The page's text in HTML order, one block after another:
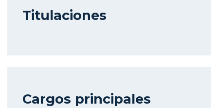
Titulaciones
Cargos principales